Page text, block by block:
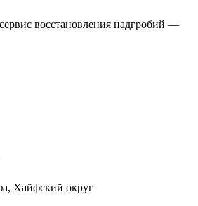
восстановления надгробий —
Хайфский округ